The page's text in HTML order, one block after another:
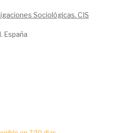
Sociológicas. CIS
España